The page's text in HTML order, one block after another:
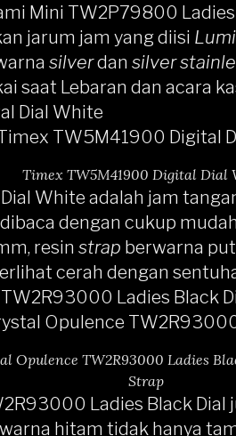
Mini TW2P79800 Ladies
jarum jam yang diisi
silverdan silver
saat Lebaran dan acara
Dial White
Timex TW5M41900 Digital Dial
White adalah jam
dengan cukup
resin strap berwarna
cerah dengan
Ladies Black
Opulence TW2R93000 Ladies
Strap
Ladies Black Dial
hitam tidak hanya